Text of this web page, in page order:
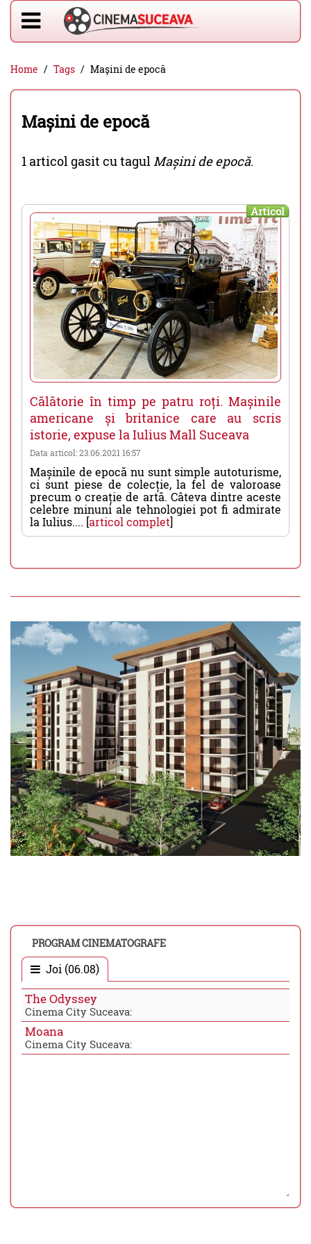
Home Tags Mașini de epocă
Mașini de epocă
1 articol gasit cu tagulMașini de epocă.
Articol
Călătorie în timp pe patru roți. Mașinile
americane și britanice care au scris
istorie, expuse la Iulius Mall Suceava
Data articol: 23.06.2021 16:57
Mașinile de epocă nu sunt simple autoturisme,
ci sunt piese de colecție, la fel de valoroase
precum o creație de artă. Câteva dintre aceste
celebre minuni ale tehnologiei pot fi admirate
la Iulius.... [articol complet]
PROGRAM CINEMATOGRAFE
Joi (06.08)
The Odyssey
Cinema City Suceava:
Moana
Cinema City Suceava: